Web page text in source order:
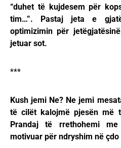
“duhet të kujdesem për
tim…”. Pastaj jeta e
optimizimin për
jetuar sot.
***
Kush jemi Ne? Ne jemi
të cilët kalojmë pjesën më
Prandaj të rrethohemi
motivuar për ndryshim në